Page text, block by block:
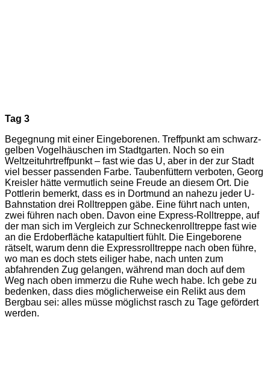
Tag 3
Begegnung mit einer Eingeborenen. Treffpunkt am schwarz-
gelben Vogelhäuschen im Stadtgarten. Noch so ein
Weltzeituhrtreffpunkt – fast wie das U, aber in der zur Stadt
viel besser passenden Farbe. Taubenfüttern verboten, Georg
Kreisler hätte vermutlich seine Freude an diesem Ort. Die
Pottlerin bemerkt, dass es in Dortmund an nahezu jeder U-
Bahnstation drei Rolltreppen gäbe. Eine führt nach unten,
zwei führen nach oben. Davon eine Express-Rolltreppe, auf
der man sich im Vergleich zur Schneckenrolltreppe fast wie
an die Erdoberfläche katapultiert fühlt. Die Eingeborene
rätselt, warum denn die Expressrolltreppe nach oben führe,
wo man es doch stets eiliger habe, nach unten zum
abfahrenden Zug gelangen, während man doch auf dem
Weg nach oben immerzu die Ruhe wech habe. Ich gebe zu
bedenken, dass dies möglicherweise ein Relikt aus dem
Bergbau sei: alles müsse möglichst rasch zu Tage gefördert
werden.